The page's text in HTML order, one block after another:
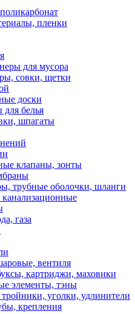
пленки
для мусора
совки, щетки
доски
белья
шпагаты
клапаны, зонты
трубные оболочки, шланги
газа
вентиля
картриджи, маховики
элементы, тэны
уголки, удлинители
крепления